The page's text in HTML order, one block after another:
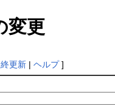
変更
更新| ヘルプ]